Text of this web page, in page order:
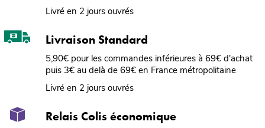
Livré en 2 jours ouvrés
Livraison Standard
5,90€ pour les commandes inférieures à 69€ d'achat
puis 3€ au delà de 69€ en France métropolitaine
Livré en 2 jours ouvrés
Relais Colis économique